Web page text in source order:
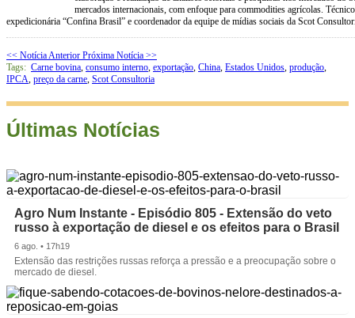
mercados internacionais, com enfoque para commodities agrícolas.
expedicionária “Confina Brasil” e coordenador da equipe de mídias sociais da Scot
<< Notícia Anterior Próxima Notícia >>
Tags: Carne bovina, consumo interno, exportação, China, Estados Unidos, produção,
IPCA, preço da carne, Scot Consultoria
Últimas Notícias
Agro Num Instante - Episódio 805 - Extensão do veto
russo à exportação de diesel e os efeitos para o Brasil
6 ago. • 17h19
Extensão das restrições russas reforça a pressão e a preocupação sobre o
mercado de diesel.